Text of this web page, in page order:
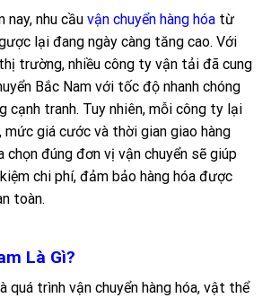
nay, nhu cầu vận chuyển hàng hóa từ
lại đang ngày càng tăng cao. Với
trường, nhiều công ty vận tải đã cung
Bắc Nam với tốc độ nhanh chóng
cạnh tranh. Tuy nhiên, mỗi công ty lại
mức giá cước và thời gian giao hàng
chọn đúng đơn vị vận chuyển sẽ giúp
chi phí, đảm bảo hàng hóa được
toàn.
Là Gì?
quá trình vận chuyển hàng hóa, vật thể